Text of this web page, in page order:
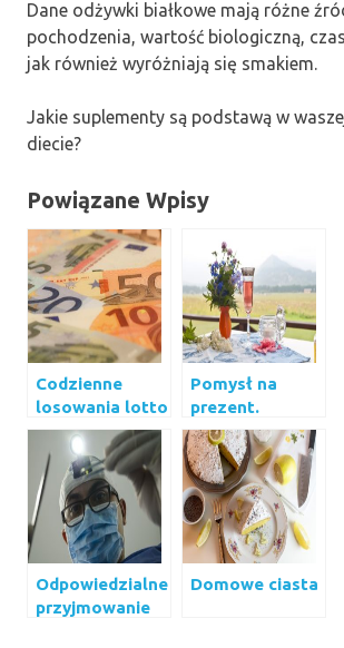
Dane odżywki białkowe mają różne
pochodzenia, wartość biologiczną,
jak również wyróżniają się smakiem.
Jakie suplementy są podstawą w
diecie?
Powiązane Wpisy
Codzienne
losowania lotto
Pomysł na
prezent.
Odpowiedzialne
przyjmowanie
Domowe ciasta